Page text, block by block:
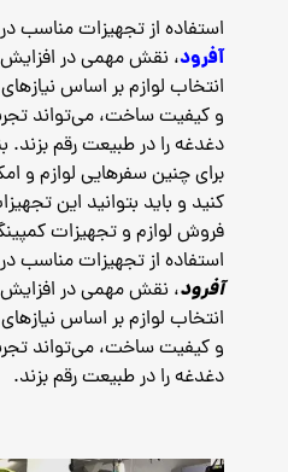
استفاده از تجهیزات مناسب
آفرود، نقش مهمی در
انتخاب لوازم بر اساس
و کیفیت ساخت، می‌تواند
دغدغه را در طبیعت رقم بزند.
برای چنین سفرهایی لوازم و
کنید و باید بتوانید این
فروش لوازم و تجهیزات
استفاده از تجهیزات مناسب
آفرود، نقش مهمی در
انتخاب لوازم بر اساس
و کیفیت ساخت، می‌تواند
دغدغه را در طبیعت رقم بزند.